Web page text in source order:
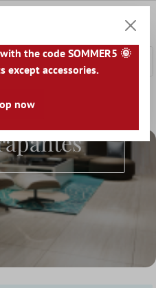
Azulejos Antiderrapantes
the code SOMMER5 🌞
except accessories.
now